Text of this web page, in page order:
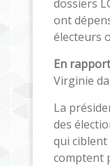
dossiers
ont
électeurs
En
Virginie
La
des
qui
comptent